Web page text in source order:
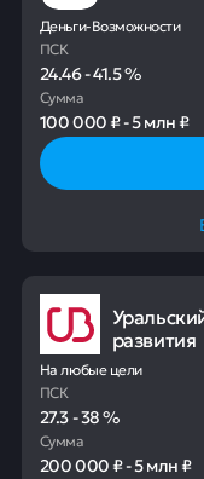
Деньги-Возможности
ПСК
24.46-41.5%
Сумма
100 000 ₽-5 млн ₽
развития
На любые цели
ПСК
27.3-38%
Сумма
200 000 ₽-5 млн ₽